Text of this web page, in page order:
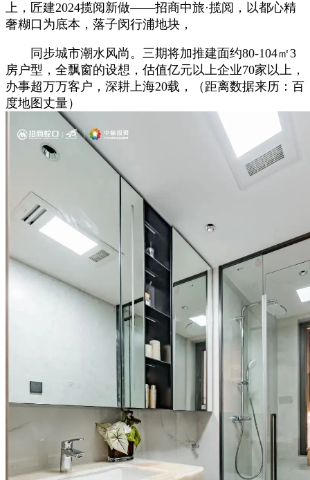
上，匠建2024揽阅新做——招商中旅·揽阅，以都心精
奢糊口为底本，落子闵行浦地块，
同步城市潮水风尚。三期将加推建面约80-104㎡3
房户型，全飘窗的设想，估值亿元以上企业70家以上，
办事超万万客户，深耕上海20载，（距离数据来历：百
度地图丈量）